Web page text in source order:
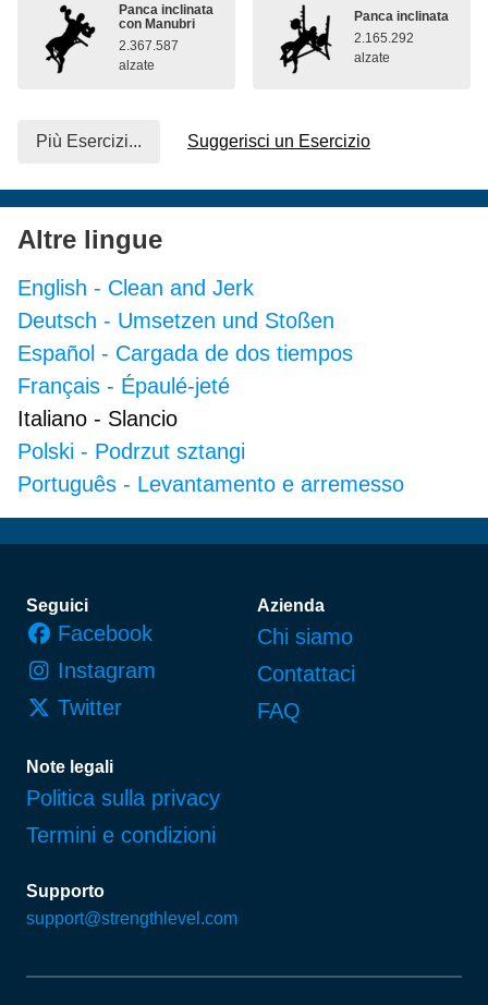
Panca inclinata
con Manubri
2.367.587
alzate
Panca inclinata
2.165.292
alzate
Più Esercizi... Suggerisci un Esercizio
Altre lingue
English - Clean and Jerk
Deutsch - Umsetzen und Stoßen
Español - Cargada de dos tiempos
Français - Épaulé-jeté
Italiano - Slancio
Polski - Podrzut sztangi
Português - Levantamento e arremesso
Piè di pagina
Seguici
Facebook
Instagram
Twitter
Azienda
Chi siamo
Contattaci
FAQ
Note legali
Politica sulla privacy
Termini e condizioni
Supporto
support@strengthlevel.com